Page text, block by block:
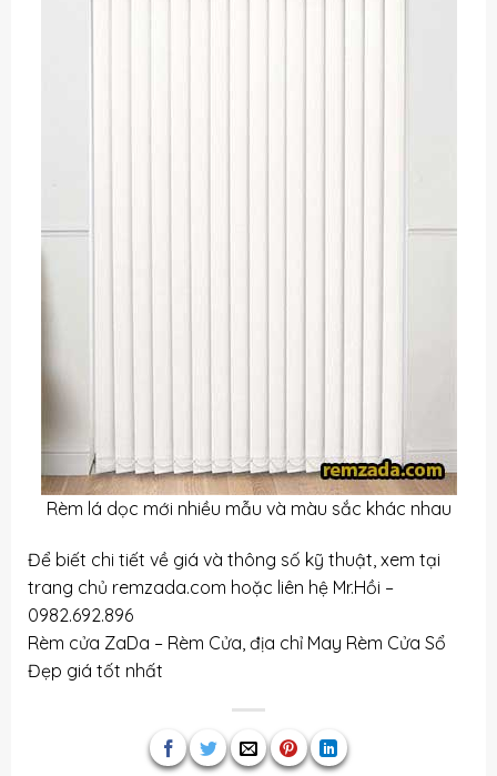
Rèm lá dọc mới nhiều mẫu và màu sắc khác nhau
Để biết chi tiết về giá và thông số kỹ thuật, xem tại
trang chủ remzada.com hoặc liên hệ Mr.Hồi –
0982.692.896
Rèm cửa ZaDa – Rèm Cửa, địa chỉ May Rèm Cửa Sổ
Đẹp giá tốt nhất